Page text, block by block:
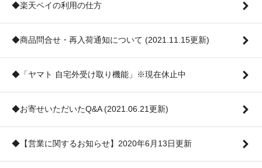
◆楽天ペイの利用の仕方
◆商品問合せ・再入荷通知について (2021.11.15更新)
◆「ヤマト 自宅外受け取り機能」※現在休止中
◆お寄せいただいたQ&A (2021.06.21更新)
◆【営業に関するお知らせ】2020年6月13日更新